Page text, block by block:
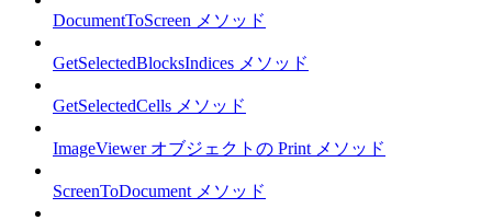
DocumentToScreen メソッド
GetSelectedBlocksIndices メソッド
GetSelectedCells メソッド
ImageViewer オブジェクトの Print メソッド
ScreenToDocument メソッド